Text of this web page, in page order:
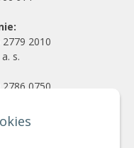
2010
s.
0750